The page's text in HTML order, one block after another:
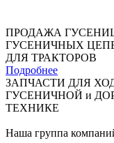
ПРОДАЖА
ГУСЕНИЧНЫХ
ДЛЯ ТРАКТОРОВ
Подробнее
ЗАПЧАСТИ ДЛЯ
ГУСЕНИЧНОЙ и
ТЕХНИКЕ
Наша группа